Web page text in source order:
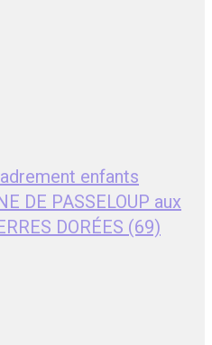
enfants
DE PASSELOUP aux
DORÉES (69)